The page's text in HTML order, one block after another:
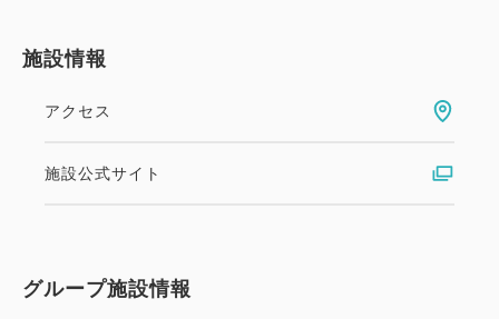
幼児施設使用料
★3～5歳の幼児のご宿泊には、施設使用料としてお
ております。
☆お食事券、チケットはチェックイン時お渡しいたし
施設情報
アクセス
施設公式サイト
グループ施設情報